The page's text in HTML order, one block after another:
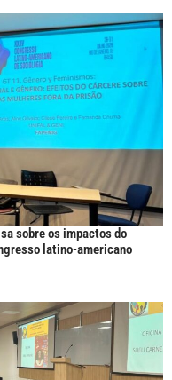
sobre os impactos do
latino-americano